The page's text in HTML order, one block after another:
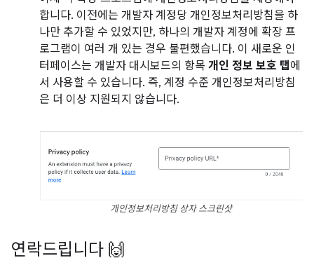
합니다. 이전에는 개발자 계정당 개인정보처리방침을 하
나만 추가할 수 있었지만, 하나의 개발자 계정에 확장 프
로그램이 여러 개 있는 경우 불편했습니다. 이 새로운 인
터페이스는 개발자 대시보드의 항목 개인 정보 보호 탭 에
서 사용할 수 있습니다. 즉, 계정 수준 개인정보처리방침
은 더 이상 지원되지 않습니다.
개인정보처리방침 상자 스크린샷
연락드립니다 🙌